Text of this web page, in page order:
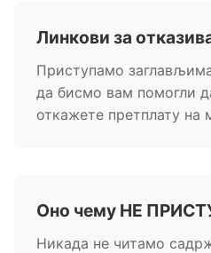
Линкови за
Приступамо
да бисмо вам помогли
откажете претплату на
Оно чему НЕ
Никада не читамо